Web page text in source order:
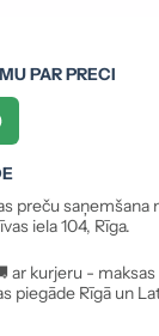
PAR PRECI
preču saņemšana
iela 104, Rīga.
ar kurjeru -
piegāde Rīgā un